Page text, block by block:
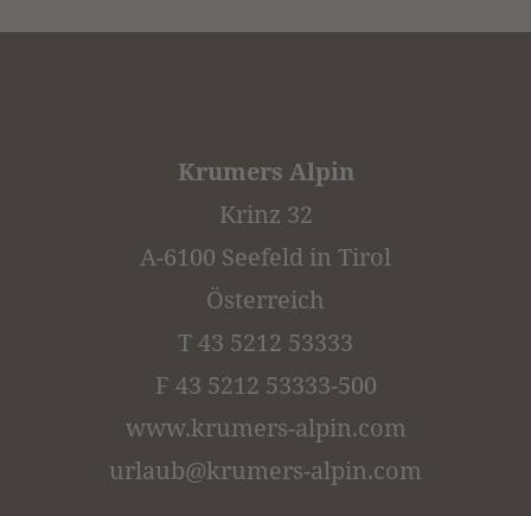
Krumers Alpin
Krinz 32
A-6100 Seefeld in Tirol
Österreich
T 43 5212 53333
F 43 5212 53333-500
www.krumers-alpin.com
urlaub@krumers-alpin.com